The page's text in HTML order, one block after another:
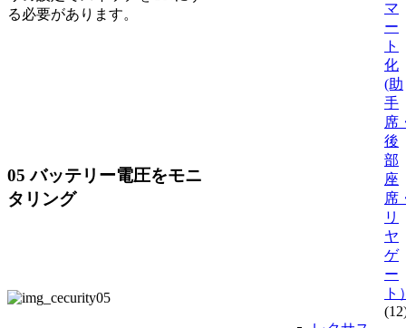
る必要があります。
05 バッテリー電圧をモニ
タリング
マ
ー
ト
化
(助
手
席
後
部
座
席
リ
ヤ
ゲ
ー
ト